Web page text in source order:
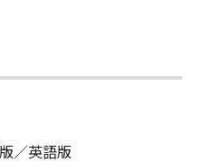
は関連する外国政府
部を、直接または間
。
／英語版